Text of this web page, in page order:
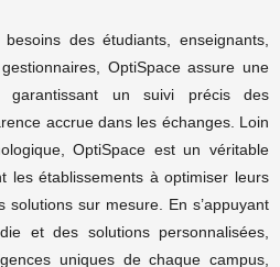
des étudiants, enseignants,
OptiSpace assure une
garantissant un suivi précis des
accrue dans les échanges. Loin
OptiSpace est un véritable
les établissements à optimiser leurs
solutions sur mesure. En s’appuyant
et des solutions personnalisées,
uniques de chaque campus,